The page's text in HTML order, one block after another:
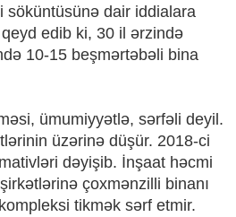
söküntüsünə dair iddialara
edib ki, 30 il ərzində
10-15 beşmərtəbəli bina
ümumiyyətlə, sərfəli deyil.
üzərinə düşür. 2018-ci
dəyişib. İnşaat həcmi
çoxmənzilli binanı
tikmək sərf etmir.